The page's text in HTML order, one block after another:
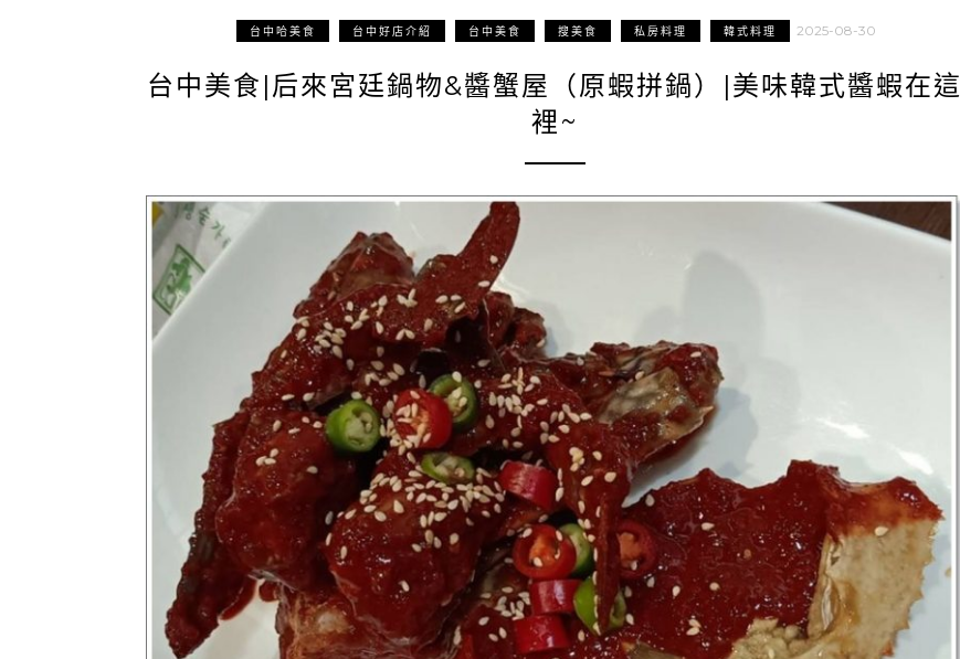
台中哈美食 台中好店介紹 台中美食 搜美食 私房料理 韓式料理 2025-08-30
台中美食|后來宮廷鍋物&醬蟹屋（原蝦拼鍋）|美味韓式醬蝦在這
裡~